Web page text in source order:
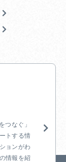
つなぐ」
トする情
ョンがわ
情報を紹